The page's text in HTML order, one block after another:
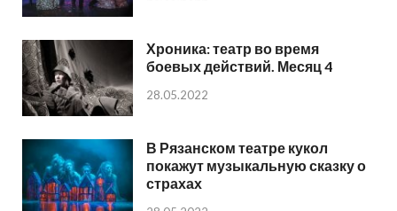
Хроника: театр во время
боевых действий. Месяц 4
28.05.2022
В Рязанском театре кукол
покажут музыкальную сказку о
страхах